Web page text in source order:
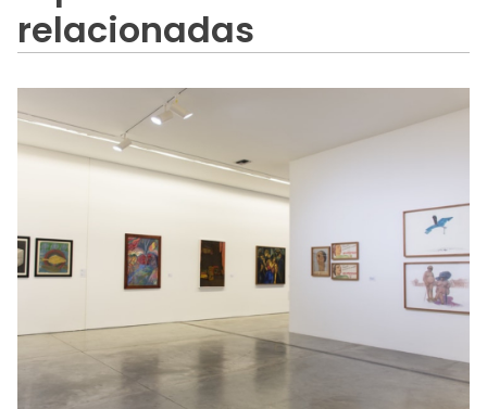
relacionadas